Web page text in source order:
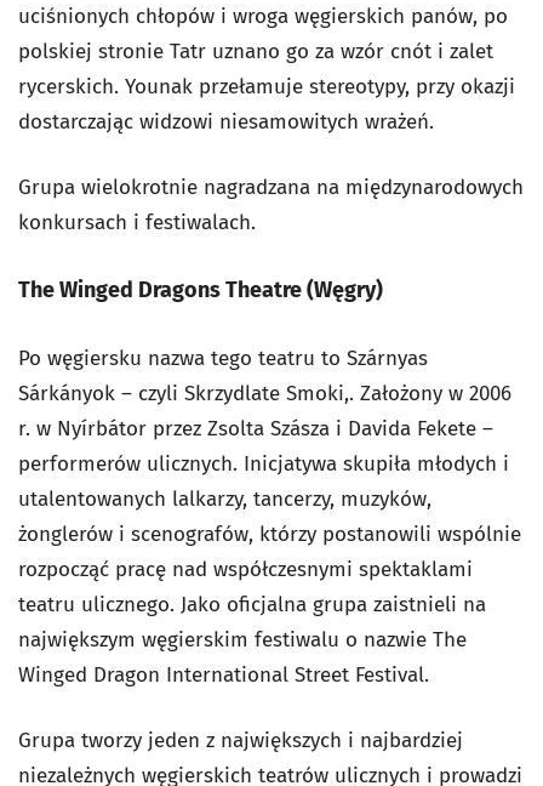
uciśnionych chłopów i wroga węgierskich panów, po
polskiej stronie Tatr uznano go za wzór cnót i zalet
rycerskich. Younak przełamuje stereotypy, przy okazji
dostarczając widzowi niesamowitych wrażeń.
Grupa wielokrotnie nagradzana na międzynarodowych
konkursach i festiwalach.
The Winged Dragons Theatre (Węgry)
Po węgiersku nazwa tego teatru to Szárnyas
Sárkányok – czyli Skrzydlate Smoki,. Założony w 2006
r. w Nyírbátor przez Zsolta Szásza i Davida Fekete –
performerów ulicznych. Inicjatywa skupiła młodych i
utalentowanych lalkarzy, tancerzy, muzyków,
żonglerów i scenografów, którzy postanowili wspólnie
rozpocząć pracę nad współczesnymi spektaklami
teatru ulicznego. Jako oficjalna grupa zaistnieli na
największym węgierskim festiwalu o nazwie The
Winged Dragon International Street Festival.
Grupa tworzy jeden z największych i najbardziej
niezależnych węgierskich teatrów ulicznych i prowadzi